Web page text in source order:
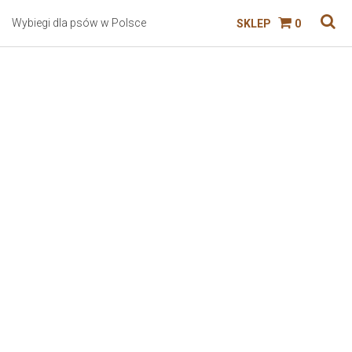
Wybiegi dla psów w Polsce SKLEP 0